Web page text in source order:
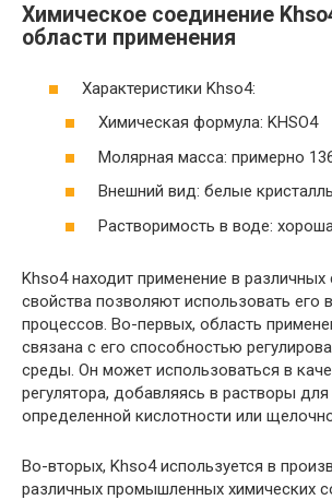
Химическое соединение
области применения
Характеристики Khso4:
Химическая формула: KHSO4
Молярная масса: примерно
Внешний вид: белые
Растворимость в воде:
Khso4 находит применение в различных
свойства позволяют использовать его
процессов. Во-первых, область
связана с его способностью
среды. Он может использоваться в
регулятора, добавляясь в растворы
определенной кислотности или
Во-вторых, Khso4 используется в
различных промышленных химических